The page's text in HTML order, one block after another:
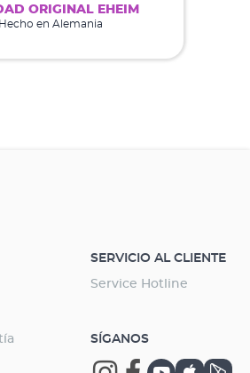
ORIGINAL EHEIM
Hecho en Alemania
SERVICIO AL CLIENTE
Service Hotline
SÍGANOS